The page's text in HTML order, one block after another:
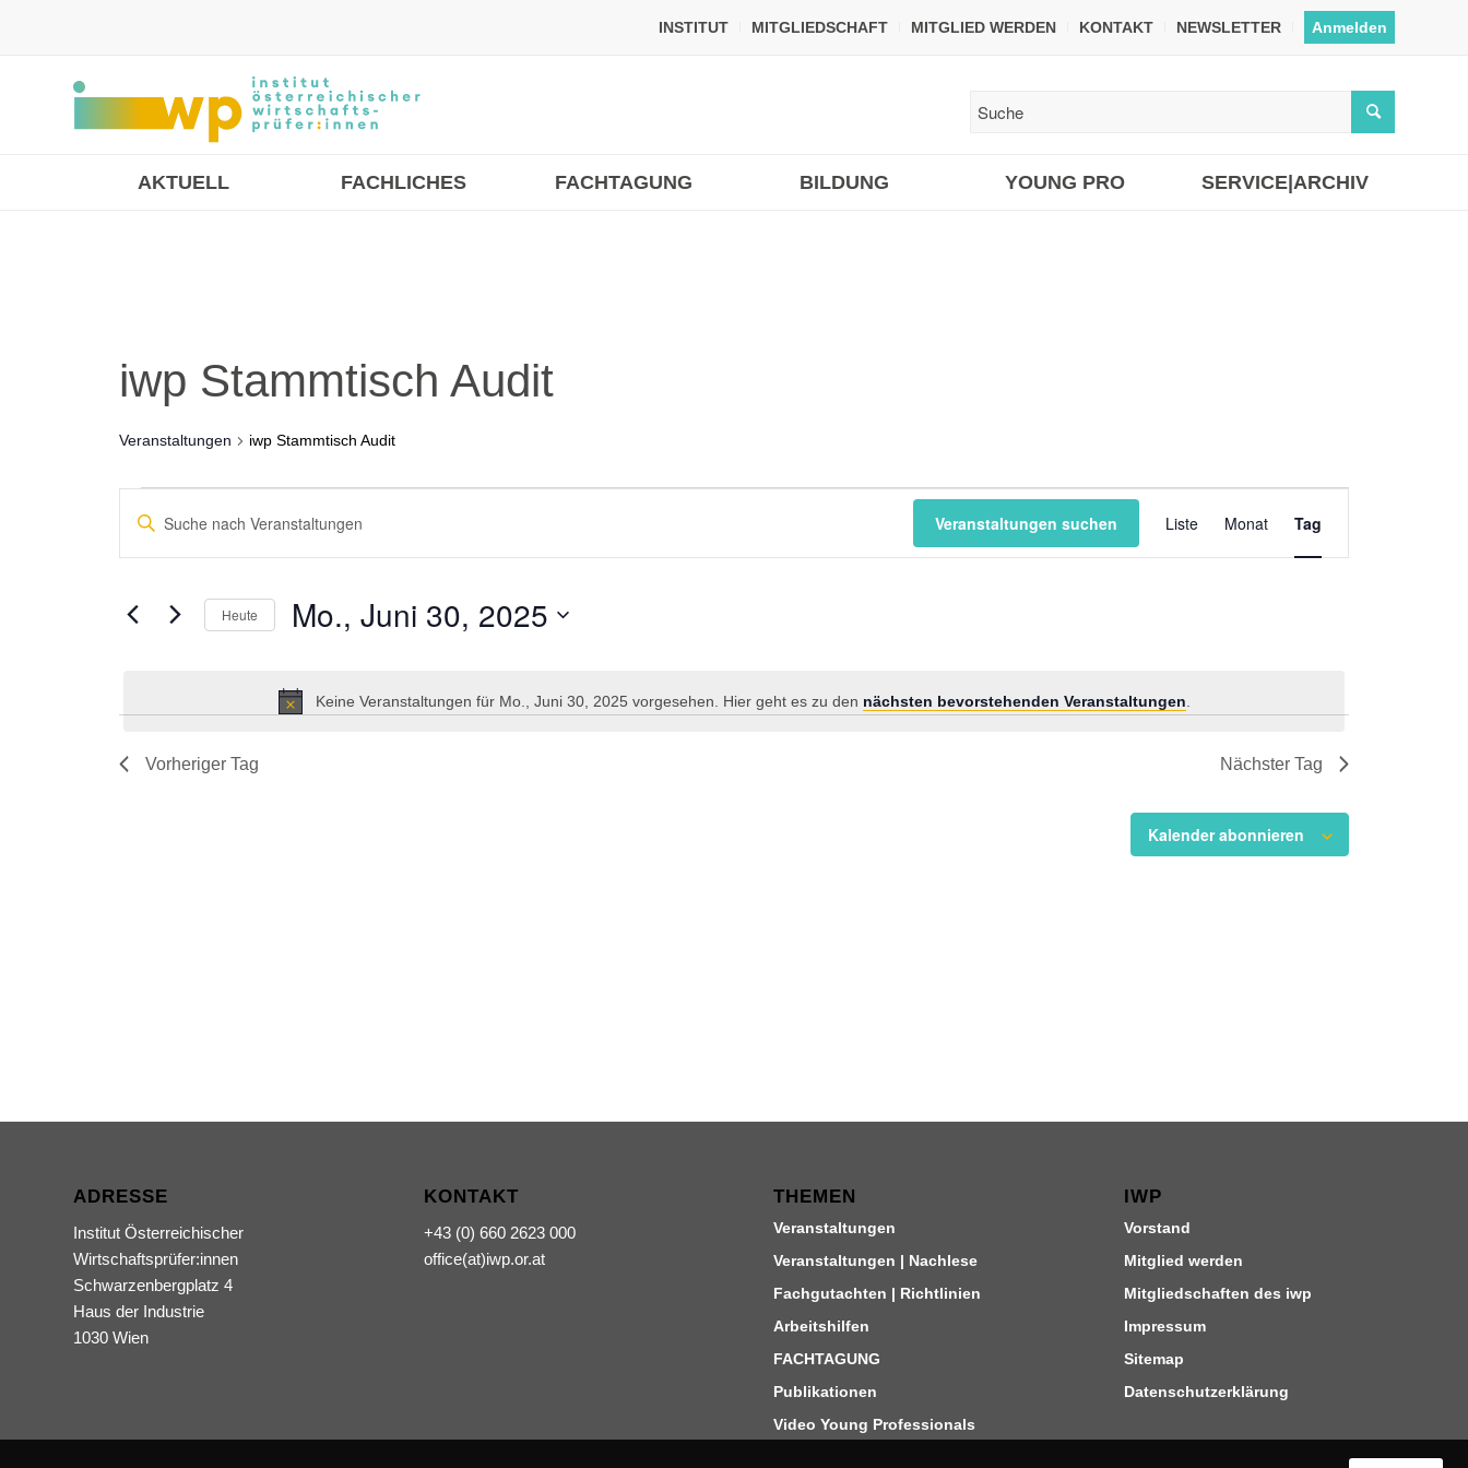
INSTITUT MITGLIEDSCHAFT MITGLIED WERDEN KONTAKT NEWSLETTER Anmelden
AKTUELL FACHLICHES FACHTAGUNG BILDUNG YOUNG PRO SERVICE|ARCHIV
iwp Stammtisch Audit
Veranstaltungen iwp Stammtisch Audit
Hinweis
Keine Veranstaltungen für Mo., Juni 30, 2025 vorgesehen. Hier geht es zu den nächsten bevorstehenden Veranstaltungen
Suche
und
Ansichten,
Navigation
Bitte
nach
Veranstaltungen suchen
Ansichten-
Liste Monat Tag
Heute Mo., Juni 30, 2025
Vorheriger Tag Nächster Tag
Kalender abonnieren
ADRESSE
Institut Österreichischer
Wirtschaftsprüfer:innen
Schwarzenbergplatz 4
Haus der Industrie
1030 Wien
KONTAKT
+43 (0) 660 2623 000
office(at)iwp.or.at
THEMEN
Veranstaltungen
Veranstaltungen | Nachlese
Fachgutachten | Richtlinien
Arbeitshilfen
FACHTAGUNG
Publikationen
Video Young Professionals
IWP
Vorstand
Mitglied werden
Mitgliedschaften des iwp
Impressum
Sitemap
Datenschutzerklärung